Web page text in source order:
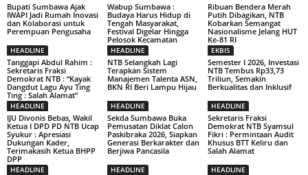
Bupati Sumbawa Ajak
IWAPI Jadi Rumah Inovasi
dan Kolaborasi untuk
Perempuan Pengusaha
Wabup Sumbawa :
Budaya Harus Hidup di
Tengah Masyarakat,
Festival Digelar Hingga
Pelosok Kecamatan
Ribuan Bendera Merah
Putih Dibagikan, NTB
Kobarkan Semangat
Nasionalisme Jelang HUT
Ke-81 RI
HEADLINE
Tanggapi Abdul Rahim :
Sekretaris Fraksi
Demokrat NTB : “Kayak
Dangdut Lagu Ayu Ting
Ting : Salah Alamat”
HEADLINE
NTB Selangkah Lagi
Terapkan Sistem
Manajemen Talenta ASN,
BKN RI Beri Lampu Hijau
EKBIS
Semester I 2026, Investasi
NTB Tembus Rp33,73
Triliun, Semakin
Berkualitas dan Inklusif
HEADLINE
IJU Divonis Bebas, Wakil
Ketua I DPD PD NTB Ucap
Syukur : Apresiasi
Dukungan Kader,
Terimakasih Ketua BHPP
DPP
HEADLINE
Sekda Sumbawa Buka
Pemusatan Diklat Calon
Paskibraka 2026, Siapkan
Generasi Berkarakter dan
Berjiwa Pancasila
HEADLINE
Sekretaris Fraksi
Demokrat NTB Syamsul
Fikri : Permintaan Audit
Khusus BTT Keliru dan
Salah Alamat
HEADLINE HEADLINE HEADLINE